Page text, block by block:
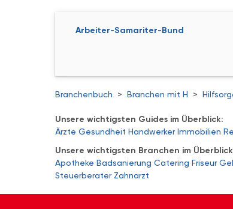
Arbeiter-Samariter-Bund
Branchenbuch > Branchen mit H >
Unsere wichtigsten Guides im Überblick:
Ärzte Gesundheit Handwerker Immobilien
Unsere wichtigsten Branchen im
Apotheke Badsanierung Catering Friseur
Steuerberater Zahnarzt